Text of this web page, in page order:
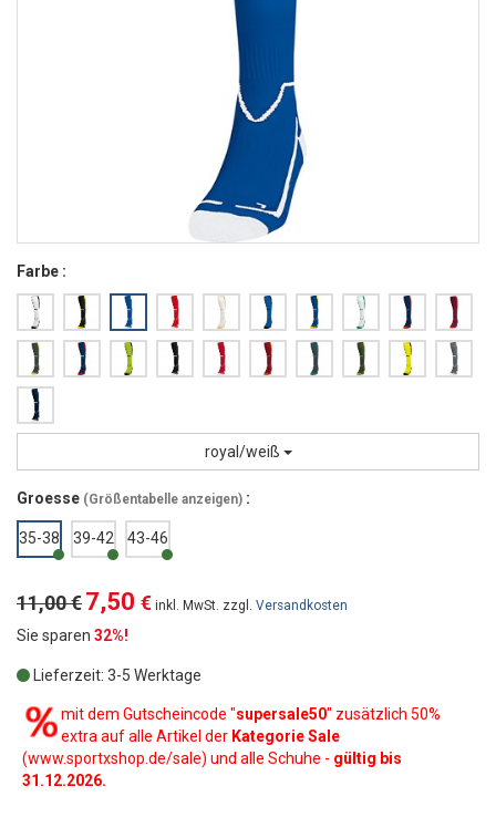
Farbe :
royal/weiß
Groesse (Größentabelle anzeigen) :
35-38 39-42 43-46
11,00 €7,50 € inkl. MwSt. zzgl. Versandkosten
Sie sparen 32%!
Lieferzeit: 3-5 Werktage
mit dem Gutscheincode "supersale50" zusätzlich 50%
extra auf alle Artikel der Kategorie Sale
(www.sportxshop.de/sale) und alle Schuhe - gültig bis
31.12.2026.